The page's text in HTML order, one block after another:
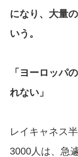
になり、大量
いう。
「ヨーロッパ
れない」
レイキャネス
3000人は、急